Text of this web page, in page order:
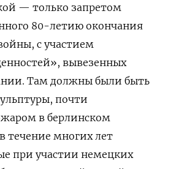
— только запретом
80-летию окончания
с участием
вывезенных
Там должны были быть
почти
в берлинском
течение многих лет
при участии немецких